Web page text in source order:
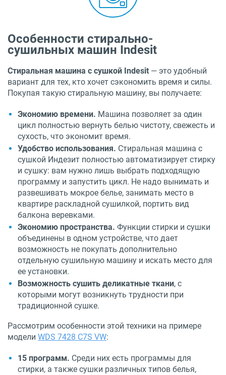
Особенности стирально-
сушильных машин Indesit
Стиральная машина с сушкой Indesit — это удобный
вариант для тех, кто хочет сэкономить время и силы.
Покупая такую стиральную машину, вы получаете:
Экономию времени. Машина позволяет за один
цикл полностью вернуть белью чистоту, свежесть и
сухость, что экономит время.
Удобство использования. Стиральная машина с
сушкой Индезит полностью автоматизирует стирку
и сушку: вам нужно лишь выбрать подходящую
программу и запустить цикл. Не надо вынимать и
развешивать мокрое белье, занимать место в
квартире раскладной сушилкой, портить вид
балкона веревками.
Экономию пространства. Функции стирки и сушки
объединены в одном устройстве, что дает
возможность не покупать дополнительно
отдельную сушильную машину и искать место для
ее установки.
Возможность сушить деликатные ткани, с
которыми могут возникнуть трудности при
традиционной сушке.
Рассмотрим особенности этой техники на примере
модели WDS 7428 C7S VW:
15 программ. Среди них есть программы для
стирки, а также сушки различных типов белья,